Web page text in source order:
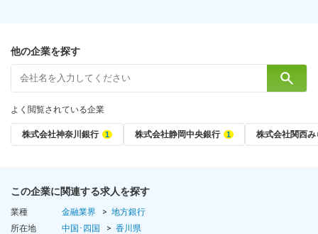
他の企業を探す
よく閲覧されている企業
株式会社神奈川銀行 株式会社静岡中央銀行 株式会社関西み
この企業に関連する求人を探す
業種 金融業界
地方銀行
所在地
中国･四国 香川県